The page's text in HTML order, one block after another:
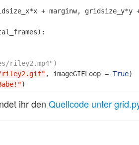
*x + marginw, gridsize_y*y
):
riley2.gif" , imageGIFLoop = True)
)
ihr den Quellcode unter